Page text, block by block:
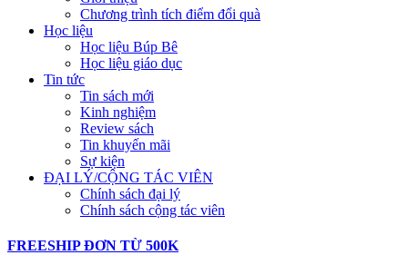
Chương trình tích điểm đổi quà
Học liệu
Học liệu Búp Bê
Học liệu giáo dục
Tin tức
Tin sách mới
Kinh nghiệm
Review sách
Tin khuyến mãi
Sự kiện
ĐẠI LÝ/CỘNG TÁC VIÊN
Chính sách đại lý
Chính sách cộng tác viên
FREESHIP ĐƠN TỪ 500K